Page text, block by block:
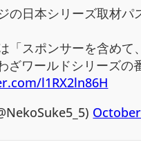
の日本シリーズ取材
「スポンサーを含め
ざワールドシリーズの
l1RX2ln86H